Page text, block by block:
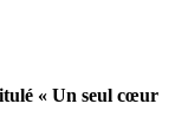
« Un seul cœur